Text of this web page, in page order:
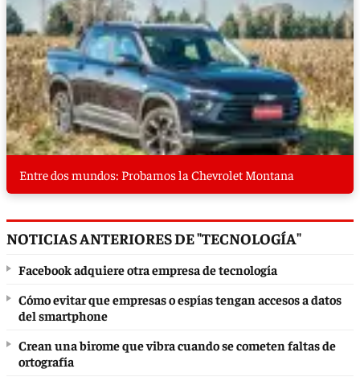
Entre dos mundos: Probamos la Chevrolet Montana
NOTICIAS ANTERIORES DE "TECNOLOGÍA"
Facebook adquiere otra empresa de tecnología
Cómo evitar que empresas o espías tengan accesos a datos
del smartphone
Crean una birome que vibra cuando se cometen faltas de
ortografía